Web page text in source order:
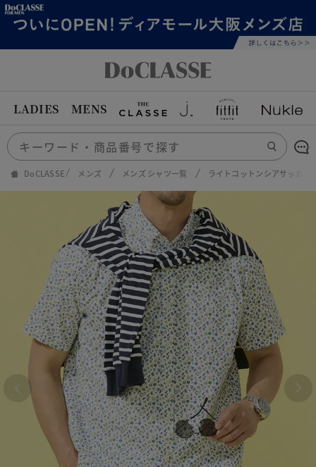
LADIES MENS
DoCLASSE メンズ メンズ シャツ一覧 ライトコットンシアサッカー